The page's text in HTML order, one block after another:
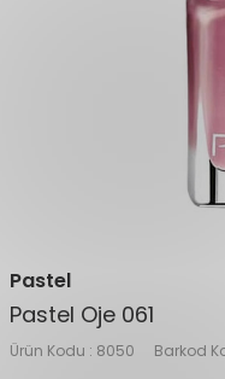
Pastel
Pastel Oje 061
Ürün Kodu : 8050 Barkod